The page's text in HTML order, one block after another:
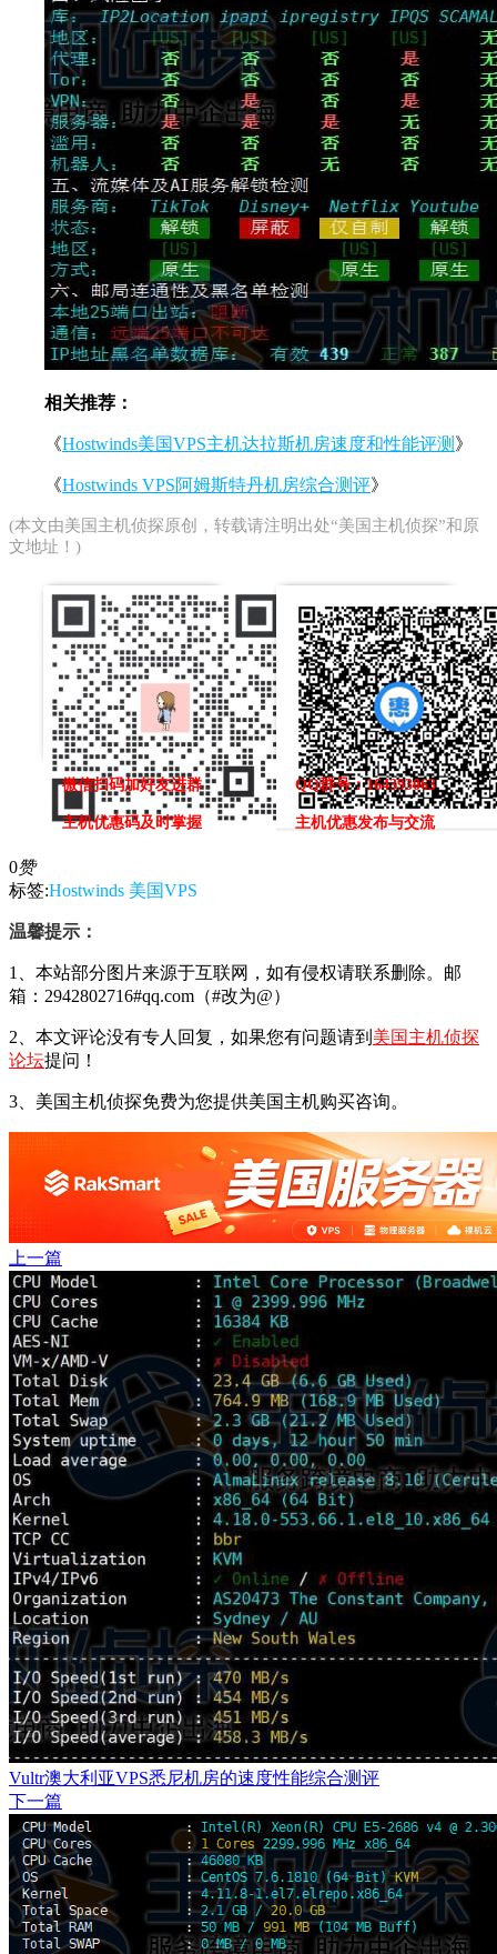
相关推荐：
《Hostwinds美国VPS主机达拉斯机房速度和性能评测 》
《Hostwinds VPS阿姆斯特丹机房综合测评》
(本文由美国主机侦探原创，转载请注明出处“美国主机侦探”和原
文地址！)
微信扫码加好友进群
主机优惠码及时掌握
QQ群号：164393063
主机优惠发布与交流
0赞
标签:Hostwinds 美国VPS
温馨提示：
1、本站部分图片来源于互联网，如有侵权请联系删除。邮
箱：2942802716#qq.com（#改为@）
2、本文评论没有专人回复，如果您有问题请到 美国主机侦探
论坛提问！
3、美国主机侦探免费为您提供美国主机购买咨询。
上一篇
Vultr澳大利亚VPS悉尼机房的速度性能综合测评
下一篇